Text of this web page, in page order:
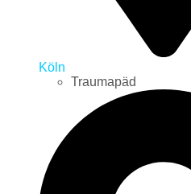
Köln
Traumapäd